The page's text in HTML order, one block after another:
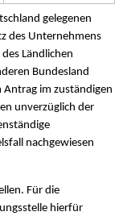
gelegenen
des Unternehmens
Ländlichen
Bundesland
Antrag im zuständigen
unverzüglich der
nachgewiesen
Für die
hierfür